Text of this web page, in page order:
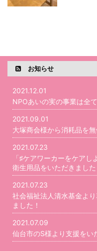
お知らせ
2021.12.01
NPOあいの実の事業は全
2021.09.01
大塚商会様から消耗品を
2021.07.23
「♯ケアワーカーをケアし
衛生用品をいただきました
2021.07.23
社会福祉法人清水基金よ
ました！
2021.07.09
仙台市のS様より支援をい